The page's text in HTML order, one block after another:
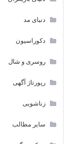
دنیای مد
دکوراسیون
روسری و شال
رپورتاژ آگهی
زناشویی
سایر مطالب